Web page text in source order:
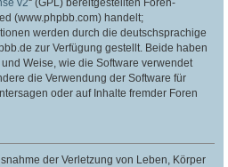
v2“ (GPL) bereitgestellten Foren-
(www.phpbb.com) handelt;
werden durch die deutschsprachige
zur Verfügung gestellt. Beide haben
Weise, wie die Software verwendet
die Verwendung der Software für
oder auf Inhalte fremder Foren
der Verletzung von Leben, Körper